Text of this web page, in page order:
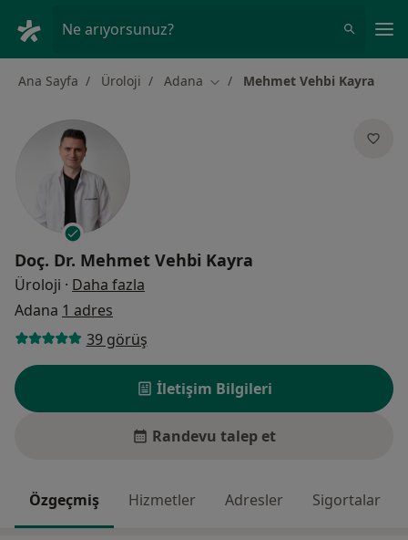
Ne arıyorsunuz?
Ana Sayfa Üroloji Adana Şehir değiştir
Mehmet Vehbi Kayra
Doç. Dr. Mehmet Vehbi Kayra
Üroloji · Daha fazla
Adana 1 adres
39 görüş
İletişim Bilgileri
Randevu talep et
Özgeçmiş Hizmetler Adresler Sigortalar